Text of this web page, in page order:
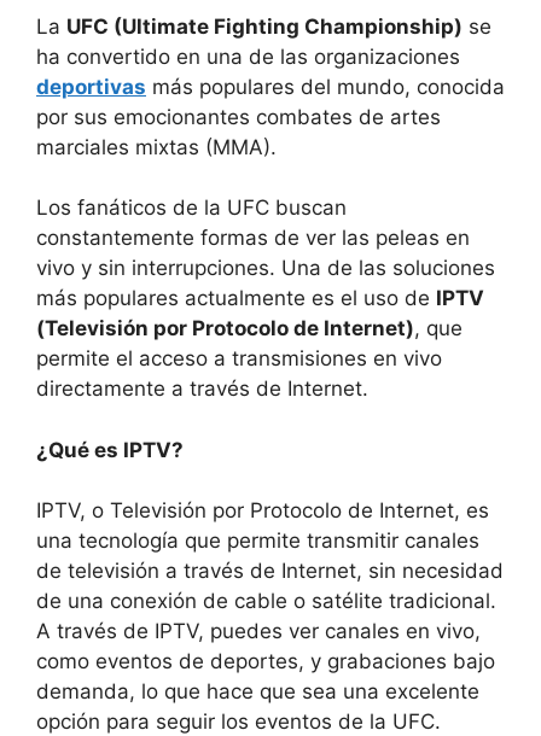
La UFC (Ultimate Fighting Championship) se
ha convertido en una de las organizaciones
deportivas más populares del mundo, conocida
por sus emocionantes combates de artes
marciales mixtas (MMA).
Los fanáticos de la UFC buscan
constantemente formas de ver las peleas en
vivo y sin interrupciones. Una de las soluciones
más populares actualmente es el uso de IPTV
(Televisión por Protocolo de Internet), que
permite el acceso a transmisiones en vivo
directamente a través de Internet.
¿Qué es IPTV?
IPTV, o Televisión por Protocolo de Internet, es
una tecnología que permite transmitir canales
de televisión a través de Internet, sin necesidad
de una conexión de cable o satélite tradicional.
A través de IPTV, puedes ver canales en vivo,
como eventos de deportes, y grabaciones bajo
demanda, lo que hace que sea una excelente
opción para seguir los eventos de la UFC.